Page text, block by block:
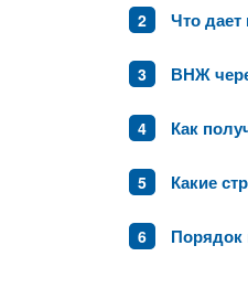
Что дает
ВНЖ
Как
Какие